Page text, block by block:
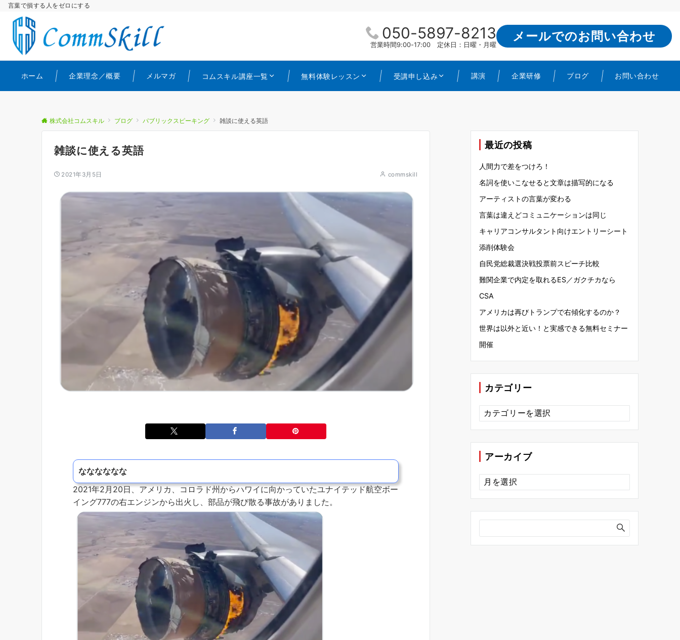
言葉で損する人をゼロにする
050-5897-8213
営業時間9:00-17:00 定休日：日曜・月曜
メールでのお問い合わせ
ホーム 企業理念／概要 メルマガ コムスキル講座一覧 無料体験レッスン 受講申し込み 講演 企業研修 ブログ お問い合わせ
株式会社コムスキル ブログ パブリックスピーキング 雑談に使える英語
雑談に使える英語
2021年3月5日 commskill
なななななな
2021年2月20日、アメリカ、コロラド州からハワイに向かっていたユナイテッド航空ボー
イング777の右エンジンから出火し、部品が飛び散る事故がありました。
最近の投稿
人間力で差をつけろ！
名詞を使いこなせると文章は描写的になる
アーティストの言葉が変わる
言葉は違えどコミュニケーションは同じ
キャリアコンサルタント向けエントリーシート
添削体験会
自民党総裁選決戦投票前スピーチ比較
難関企業で内定を取れるES／ガクチカなら
CSA
アメリカは再びトランプで右傾化するのか？
世界は以外と近い！と実感できる無料セミナー
開催
カテゴリー
カ
テ
ゴ
ー
アーカイブ
ア
ー
カ
ブ